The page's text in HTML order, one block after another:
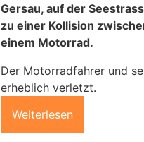
Gersau, auf der
zu einer Kollision
einem Motorrad.
Der Motorradfahrer und
erheblich verletzt.
Weiterlesen